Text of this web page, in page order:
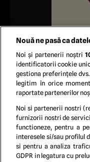
Nouă ne pasă ca
Noi și partenerii noștri
identificatorii cookie
gestiona preferințele
legitim în orice
raportate partenerilor
Noi si partenerii nostri
furnizorii nostri de
functioneze, pentru a
interesele si/sau profilul
si pentru a analiza
GDPR in legatura cu